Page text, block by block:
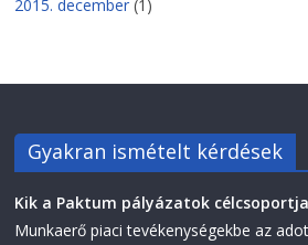
2015. december (1)
Gyakran ismételt kérdések
Kik a Paktum pályázatok
Munkaerő piaci tevékenységekbe az